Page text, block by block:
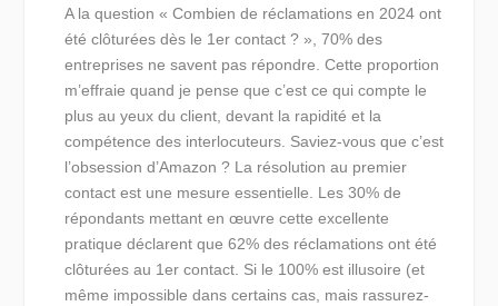
A la question « Combien de réclamations en 2024 ont
été clôturées dès le 1er contact ? », 70% des
entreprises ne savent pas répondre. Cette proportion
m’effraie quand je pense que c’est ce qui compte le
plus au yeux du client, devant la rapidité et la
compétence des interlocuteurs. Saviez-vous que c’est
l’obsession d’Amazon ? La résolution au premier
contact est une mesure essentielle. Les 30% de
répondants mettant en œuvre cette excellente
pratique déclarent que 62% des réclamations ont été
clôturées au 1er contact. Si le 100% est illusoire (et
même impossible dans certains cas, mais rassurez-